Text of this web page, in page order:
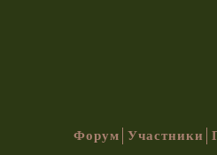
Форум Участники